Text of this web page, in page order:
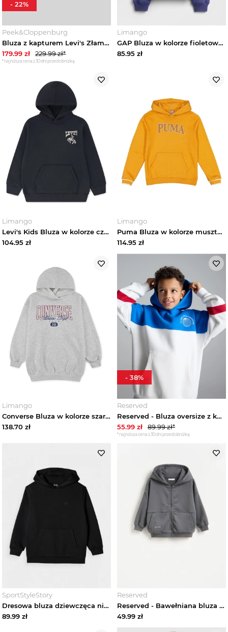
Bluzy i polary dziecięce
Bluzy dziecięce
Zobacz wszystko
Bluzy z kapturem dziecięce
Bluzy rozpinane dziecięce
Bluzy polarowe dziecięce
Jeansy i ogrodniczki dziecięce
Kombinezony dziecięce
Komplety dziecięce
Kurtki i płaszcze dziecięce
Spódnice dziewczęce
Spodnie i legginsy dziecięce
Sukienki dziewczęce
Swetry i kardigany dziecięce
Szorty dziecięce
Topy i koszulki dziecięce
Bielizna dziecięca
Moda plażowa dziecięca
Buty dziecięce
Akcesoria dziecięce
Peek&Cloppenburg
Bluza z kapturem Levi's Złamany biały
179.99 zł 229.99zł*
*najniższa cena z 30 dni przed obniżką
-22%
Limango
GAP Bluza w kolorze fioletowym rozmiar: 110
85.95 zł
Limango
Levi's Kids Bluza w kolorze czarnym rozmiar: 104
104.95 zł
Limango
Puma Bluza w kolorze musztardowym rozmiar: 176
114.95 zł
Limango
Converse Bluza w kolorze szarym rozmiar: 158-170
138.70 zł
Reserved
Reserved - Bluza oversize z kapturem - niebieski
55.99 zł 89.99zł*
*najniższa cena z 30 dni przed obniżką
- 38%
SportStyleStory
Dresowa bluza dziewczęca nierozpinana z kapturem 4F 4FJWMM00TSWSF1862 - czarna
89.99 zł
Reserved
Reserved - Bawełniana bluza z kapturem - ciemnoszary
49.99 zł